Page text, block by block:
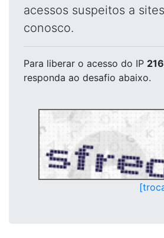
acessos suspeitos a
conosco.
Para liberar o acesso do IP
responda ao desafio abaixo.